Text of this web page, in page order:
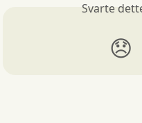
Svarte
😞